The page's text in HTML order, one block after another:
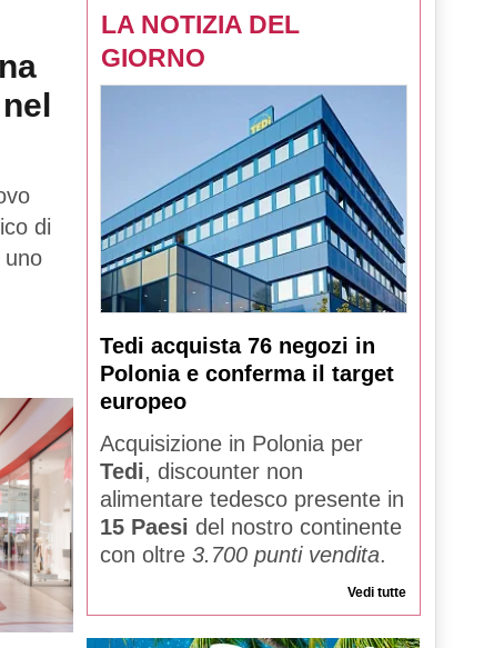
di
uno
LA NOTIZIA DEL
GIORNO
Tedi acquista 76 negozi in
Polonia e conferma il target
europeo
Acquisizione in Polonia per
Tedi, discounter non
alimentare tedesco presente in
15 Paesi del nostro continente
con oltre 3.700 punti vendita.
Vedi tutte